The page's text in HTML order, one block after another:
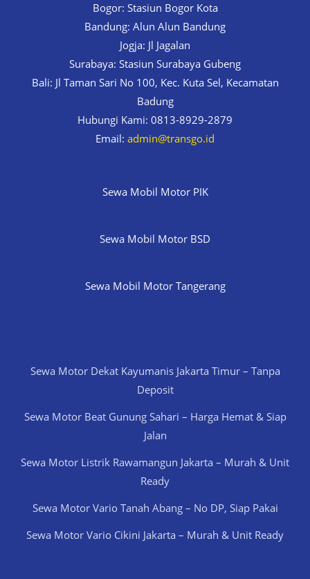
Bogor: Stasiun Bogor Kota
Bandung: Alun Alun Bandung
Jogja: Jl Jagalan
Surabaya: Stasiun Surabaya Gubeng
Bali: Jl Taman Sari No 100, Kec. Kuta Sel, Kecamatan
Badung
Hubungi Kami: 0813-8929-2879
Email: admin@transgo.id
Sewa Mobil Motor PIK
Sewa Mobil Motor BSD
Sewa Mobil Motor Tangerang
Sewa Motor Dekat Kayumanis Jakarta Timur – Tanpa
Deposit
Sewa Motor Beat Gunung Sahari – Harga Hemat & Siap
Jalan
Sewa Motor Listrik Rawamangun Jakarta – Murah & Unit
Ready
Sewa Motor Vario Tanah Abang – No DP, Siap Pakai
Sewa Motor Vario Cikini Jakarta – Murah & Unit Ready